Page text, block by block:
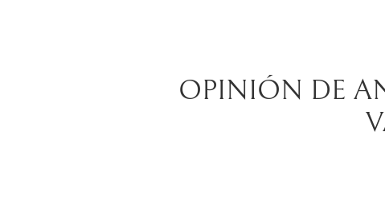
OPINIÓN DE